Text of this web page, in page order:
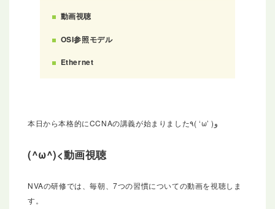
動画視聴
OSI参照モデル
Ethernet
本日から本格的にCCNAの講義が始まりました٩( ‘ω’ )و
動画視聴
NVAの研修では、毎朝、7つの習慣についての動画を視聴しま
す。